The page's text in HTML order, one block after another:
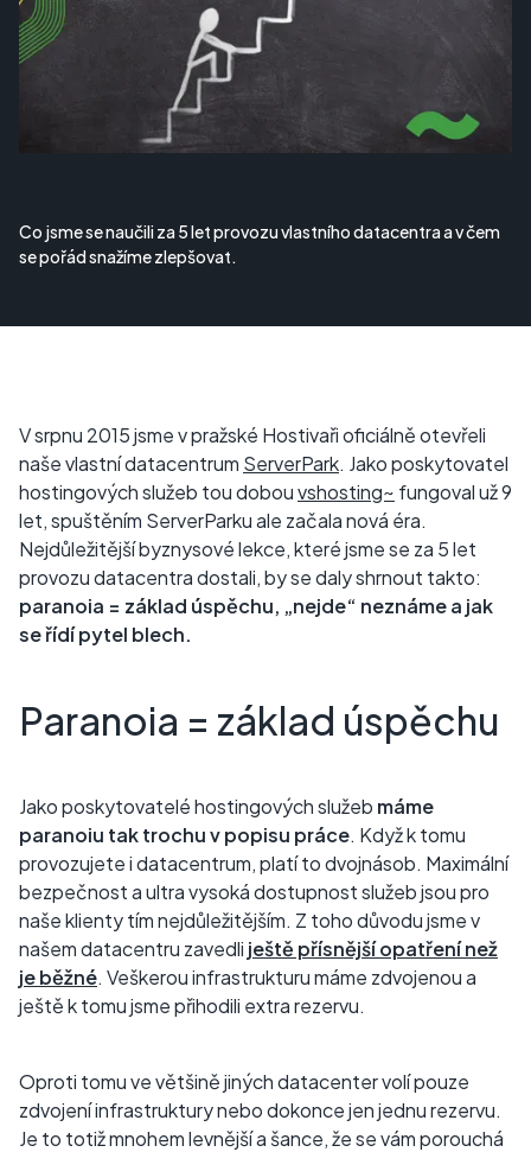
Co jsme se naučili za 5 let provozu vlastního datacentra a v čem
se pořád snažíme zlepšovat.
V srpnu 2015 jsme v pražské Hostivaři oficiálně otevřeli
naše vlastní datacentrum ServerPark. Jako poskytovatel
hostingových služeb tou dobouvshosting~ fungoval už 9
let, spuštěním ServerParku ale začala nová éra.
Nejdůležitější byznysové lekce, které jsme se za 5 let
provozu datacentra dostali, by se daly shrnout takto:
paranoia = základ úspěchu, „nejde“ neznáme a jak
se řídí pytel blech.
Paranoia = základ úspěchu
Jako poskytovatelé hostingových služeb máme
paranoiu tak trochu v popisu práce. Když k tomu
provozujete i datacentrum, platí to dvojnásob. Maximální
bezpečnost a ultra vysoká dostupnost služeb jsou pro
naše klienty tím nejdůležitějším. Z toho důvodu jsme v
našem datacentru zavedli ještě přísnější opatření než
je běžné. Veškerou infrastrukturu máme zdvojenou a
ještě k tomu jsme přihodili extra rezervu.
Oproti tomu ve většině jiných datacenter volí pouze
zdvojení infrastruktury nebo dokonce jen jednu rezervu.
Je to totiž mnohem levnější a šance, že se vám porouchá